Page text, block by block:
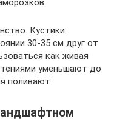
Кустики
30-35 см друг от
как живая
уменьшают до
поливают.